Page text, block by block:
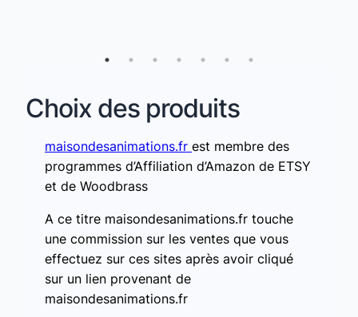
Choix des produits
maisondesanimations.fr est membre des
programmes d’Affiliation d’Amazon de ETSY
et de Woodbrass
A ce titre maisondesanimations.fr touche
une commission sur les ventes que vous
effectuez sur ces sites après avoir cliqué
sur un lien provenant de
maisondesanimations.fr